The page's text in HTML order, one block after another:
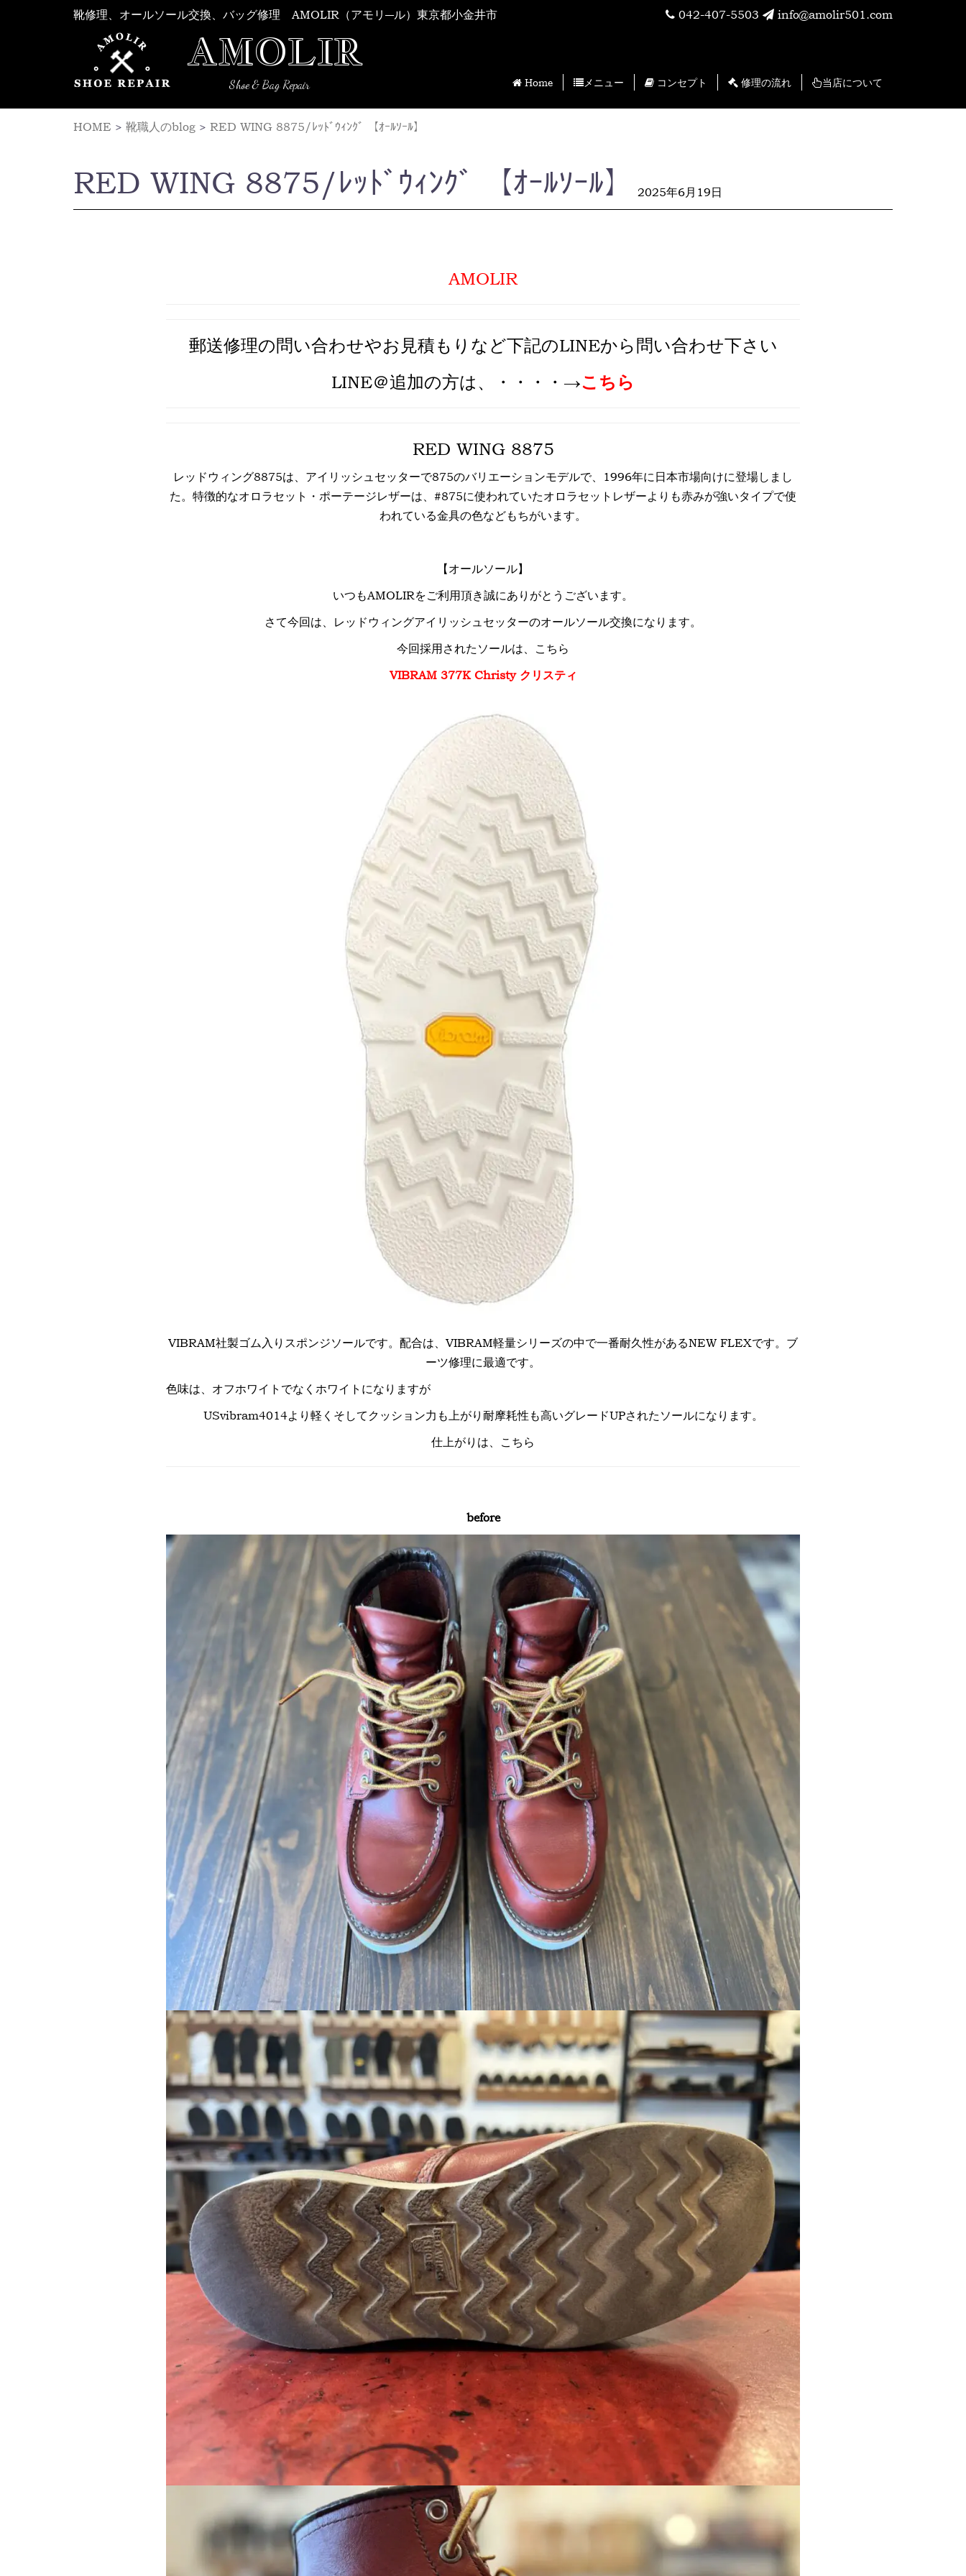
靴修理、オールソール交換、バッグ修理 AMOLIR（アモリ―ル）東京都小金井市 042-407-5503 info@amolir501.com
AMOLIR
Shoe & Bag Repair Home メニュー コンセプト 修理の流れ 当店について
HOME > 靴職人のblog > RED WING 8875/ﾚｯﾄﾞｳｨﾝｸﾞ 【ｵｰﾙｿｰﾙ】
RED WING 8875/ﾚｯﾄﾞｳｨﾝｸﾞ 【ｵｰﾙｿｰﾙ】 2025年6月19日
AMOLIR
郵送修理の問い合わせやお見積もりなど下記のLINEから問い合わせ下さい
LINE＠追加の方は、・・・・→こちら
RED WING 8875
レッドウィング8875は、アイリッシュセッターで875のバリエーションモデルで、1996年に日本市場向けに登場しまし
た。特徴的なオロラセット・ポーテージレザーは、#875に使われていたオロラセットレザーよりも赤みが強いタイプで使
われている金具の色などもちがいます。
【オールソール】
いつもAMOLIRをご利用頂き誠にありがとうございます。
さて今回は、レッドウィングアイリッシュセッターのオールソール交換になります。
今回採用されたソールは、こちら
VIBRAM 377K Christy クリスティ
VIBRAM社製ゴム入りスポンジソールです。配合は、VIBRAM軽量シリーズの中で一番耐久性があるNEW FLEXです。ブ
ーツ修理に最適です。
色味は、オフホワイトでなくホワイトになりますが
USvibram4014より軽くそしてクッション力も上がり耐摩耗性も高いグレードUPされたソールになります。
仕上がりは、こちら
before